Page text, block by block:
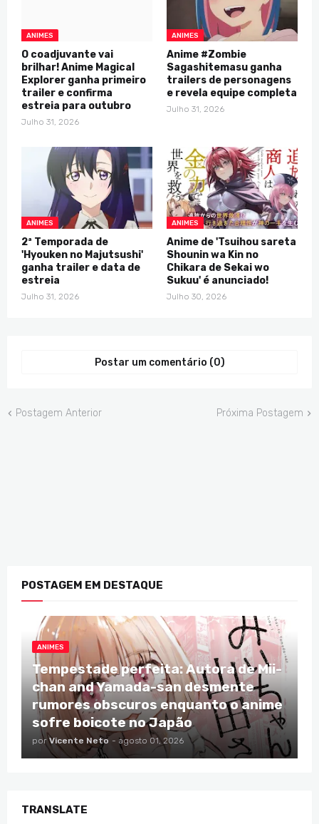
ANIMES
O coadjuvante vai
brilhar! Anime Magical
Explorer ganha primeiro
trailer e confirma
estreia para outubro
Julho 31, 2026
ANIMES
Anime #Zombie
Sagashitemasu ganha
trailers de personagens
e revela equipe completa
Julho 31, 2026
ANIMES
2ª Temporada de
'Hyouken no Majutsushi'
ganha trailer e data de
estreia
Julho 31, 2026
ANIMES
Anime de 'Tsuihou sareta
Shounin wa Kin no
Chikara de Sekai wo
Sukuu' é anunciado!
Julho 30, 2026
Postar um comentário (0)
Postagem Anterior Próxima Postagem
POSTAGEM EM DESTAQUE
ANIMES
Tempestade perfeita: Autora de Mii-
chan and Yamada-san desmente
rumores obscuros enquanto o anime
sofre boicote no Japão
por Vicente Neto - agosto 01, 2026
TRANSLATE